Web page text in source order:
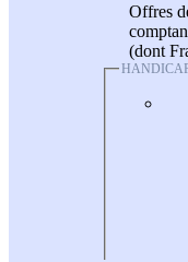
Offres
(dont